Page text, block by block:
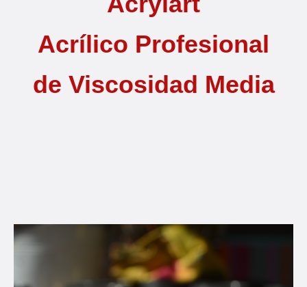
Acrílico Profesional
de Viscosidad Media